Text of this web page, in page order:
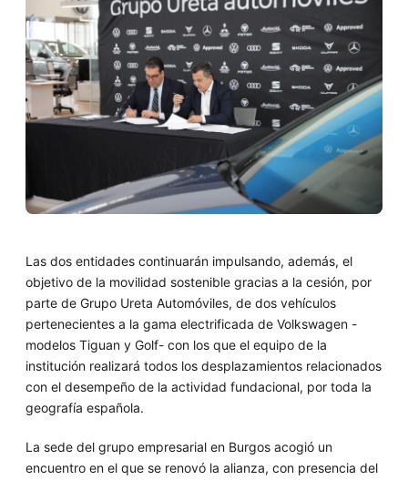
Las dos entidades continuarán impulsando, además, el
objetivo de la movilidad sostenible gracias a la cesión, por
parte de Grupo Ureta Automóviles, de dos vehículos
pertenecientes a la gama electrificada de Volkswagen -
modelos Tiguan y Golf- con los que el equipo de la
institución realizará todos los desplazamientos relacionados
con el desempeño de la actividad fundacional, por toda la
geografía española.
La sede del grupo empresarial en Burgos acogió un
encuentro en el que se renovó la alianza, con presencia del